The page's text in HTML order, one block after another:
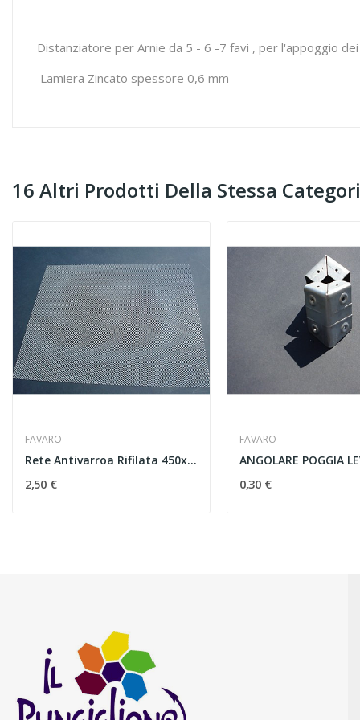
Distanziatore per Arnie da 5 - 6 -7 favi , per l'appoggio
Lamiera Zincato spessore 0,6 mm
16 Altri Prodotti Della Stessa
FAVARO
Rete Antivarroa Rifilata 450x450 mm universale
2,50 €
FAVARO
ANGOLARE POGGIA
0,30 €